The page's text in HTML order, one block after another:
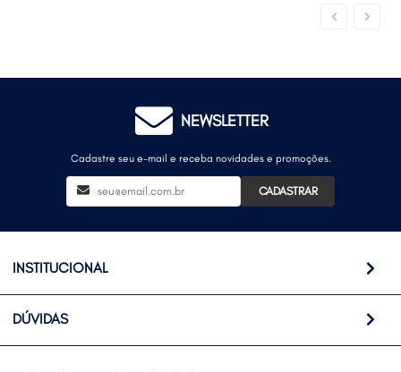
NEWSLETTER
Cadastre seu e-mail e receba novidades e promoções.
CADASTRAR
INSTITUCIONAL
DÚVIDAS